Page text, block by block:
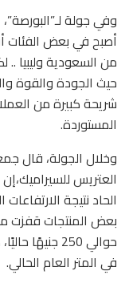
وفي جولة
أصبح في بعض الفئات
من السعودية وليبيا
حيث الجودة والقوة
شريحة كبيرة من
المستوردة.
وخلال الجولة، قال
العتريس
الحاد نتيجة
في المتر العام الحالي.